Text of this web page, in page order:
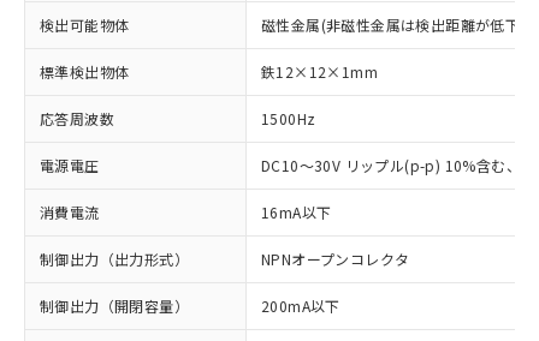
検出可能物体 磁性金属(非磁性金属は検出距離が低下し
標準検出物体 鉄12×12×1mm
応答周波数 1500Hz
電源電圧 DC10～30V リップル(p-p) 10%含む、
消費電流 16mA以下
制御出力（出力形式） NPNオープンコレクタ
制御出力（開閉容量） 200mA以下